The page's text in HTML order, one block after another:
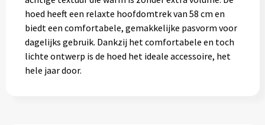
hoed heeft een relaxte hoofdomtrek van 58 cm en
biedt een comfortabele, gemakkelijke pasvorm voor
dagelijks gebruik. Dankzij het comfortabele en toch
lichte ontwerp is de hoed het ideale accessoire, het
hele jaar door.